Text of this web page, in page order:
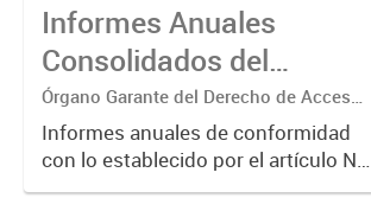
35 de la Ley N° 104 y su
modificatoria.
Informes Anuales
Consolidados del
Órgano Garante del
Derecho de Acceso a la
Información
Órgano Garante del Derecho de Acceso
a la Información
Informes anuales de conformidad
con lo establecido por el artículo N°
26 inc. b de la Ley N° 104